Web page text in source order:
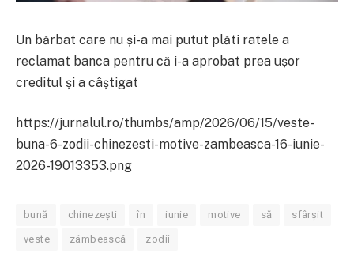
Un bărbat care nu și-a mai putut plăti ratele a
reclamat banca pentru că i-a aprobat prea ușor
creditul și a câștigat
https://jurnalul.ro/thumbs/amp/2026/06/15/veste-
buna-6-zodii-chinezesti-motive-zambeasca-16-iunie-
2026-19013353.png
bună chinezești în iunie motive să sfârșit
veste zâmbească zodii